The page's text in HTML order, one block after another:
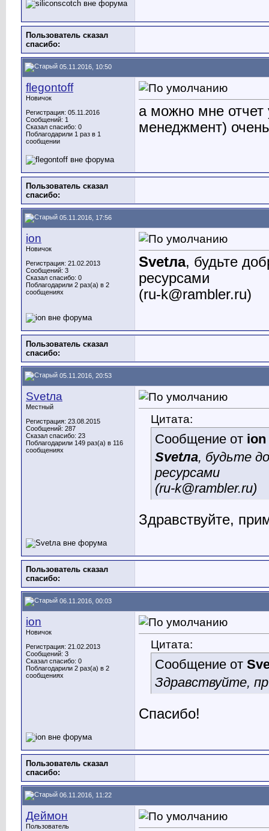
Пользователь сказал
cпасибо:
05.11.2016, 10:50
flegontoff
Новичок
Регистрация: 05.11.2016
Сообщений: 1
Сказал спасибо: 0
Поблагодарили 1 раз в 1
сообщении
а можно мне отчет
менеджмент)
Пользователь сказал
cпасибо:
05.11.2016, 17:56
ion
Новичок
Регистрация: 21.02.2013
Сообщений: 3
Сказал спасибо: 0
Поблагодарили 2 раз(а) в 2
сообщениях
Svetла, будьте
ресурсами
(ru-k@rambler.ru)
Пользователь сказал
cпасибо:
05.11.2016, 20:53
Svetла
Местный
Регистрация: 23.08.2015
Сообщений: 287
Сказал спасибо: 23
Поблагодарили 149 раз(а) в 116
сообщениях
Цитата:
Сообщение от ion
Svetла, будьте
ресурсами
(ru-k@rambler.ru)
Здравствуйте,
Пользователь сказал
cпасибо:
06.11.2016, 00:03
ion
Новичок
Регистрация: 21.02.2013
Сообщений: 3
Сказал спасибо: 0
Поблагодарили 2 раз(а) в 2
сообщениях
Цитата:
Сообщение от
Здравствуйте,
Спасибо!
Пользователь сказал
cпасибо:
06.11.2016, 11:22
Деймон
Пользователь